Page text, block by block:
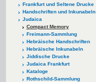
Frankfurt und Seltene Drucke
Handschriften und Inkunabeln
Judaica
Compact Memory
Freimann-Sammlung
Hebräische Handschriften
Hebräische Inkunabeln
Jiddische Drucke
Judaica Frankfurt
Kataloge
Rothschild-Sammlung